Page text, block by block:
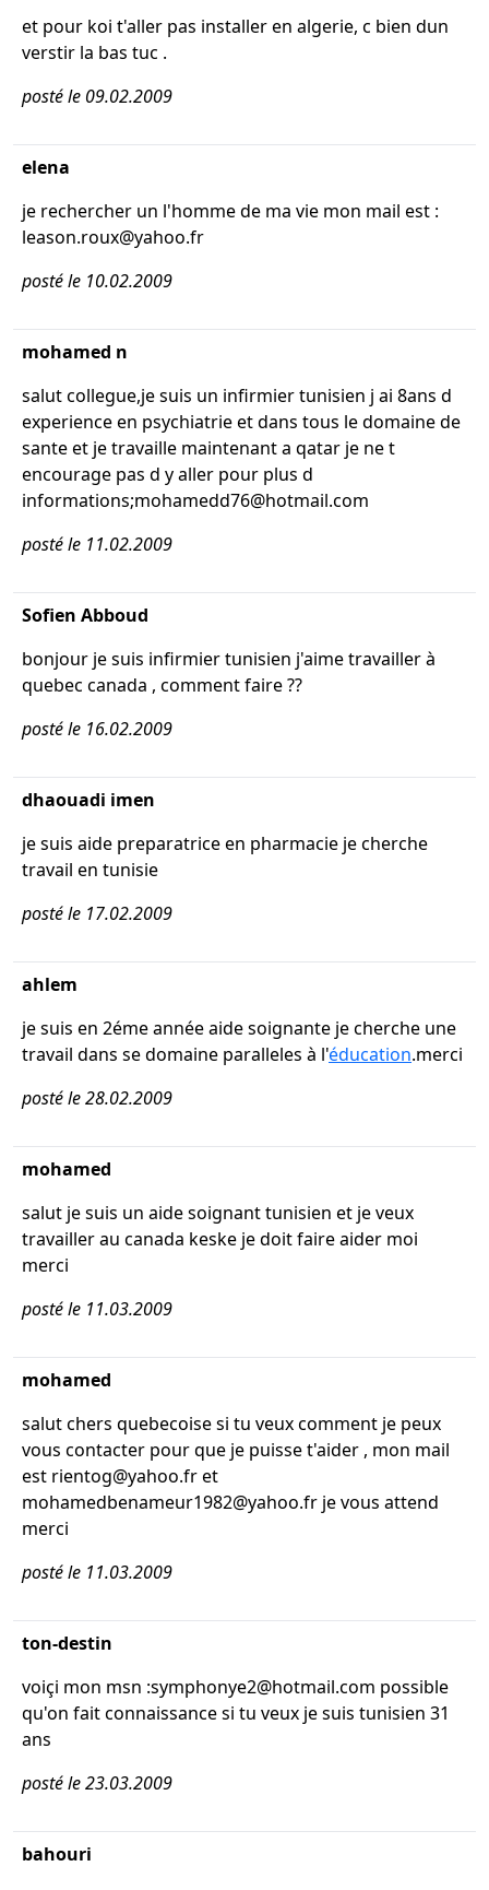
et pour koi t'aller pas installer en algerie, c bien dun
verstir la bas tuc .
posté le 09.02.2009
elena
je rechercher un l'homme de ma vie mon mail est :
leason.roux@yahoo.fr
posté le 10.02.2009
mohamed n
salut collegue,je suis un infirmier tunisien j ai 8ans d
experience en psychiatrie et dans tous le domaine de
sante et je travaille maintenant a qatar je ne t
encourage pas d y aller pour plus d
informations;mohamedd76@hotmail.com
posté le 11.02.2009
Sofien Abboud
bonjour je suis infirmier tunisien j'aime travailler à
quebec canada , comment faire ??
posté le 16.02.2009
dhaouadi imen
je suis aide preparatrice en pharmacie je cherche
travail en tunisie
posté le 17.02.2009
ahlem
je suis en 2éme année aide soignante je cherche une
travail dans se domaine paralleles à l'éducation.merci
posté le 28.02.2009
mohamed
salut je suis un aide soignant tunisien et je veux
travailler au canada keske je doit faire aider moi
merci
posté le 11.03.2009
mohamed
salut chers quebecoise si tu veux comment je peux
vous contacter pour que je puisse t'aider , mon mail
est rientog@yahoo.fr et
mohamedbenameur1982@yahoo.fr je vous attend
merci
posté le 11.03.2009
ton-destin
voiçi mon msn :symphonye2@hotmail.com possible
qu'on fait connaissance si tu veux je suis tunisien 31
ans
posté le 23.03.2009
bahouri